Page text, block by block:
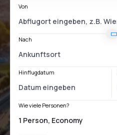
Von
Nach
Hinflugdatum
Wie viele Personen?